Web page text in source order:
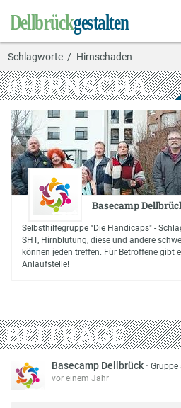
Schlagworte Hirnschaden
#HIRNSCHADEN
Basecamp
Selbsthilfegruppe "Die Handicaps" -
SHT, Hirnblutung, diese und andere
können jeden treffen. Für Betroffene gibt
Anlaufstelle!
BEITRÄGE
Basecamp Dellbrück ·Gruppe
vor einem Jahr